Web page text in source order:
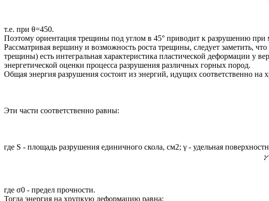
т.е. при θ=450.
Поэтому ориентация трещины под углом в 45° приводит к разрушению при
Рассматривая вершину и возможность роста трещины, следует заметить,
трещины) есть интегральная характеристика пластической деформации у
энергетической оценки процесса разрушения различных горных пород.
Общая энергия разрушения состоит из энергий, идущих соответственно
Эти части соответственно равны:
где S - площадь разрушения единичного скола, см2; γ - удельная
где σ0 - предел прочности.
Тогда энергия на хрупкую деформацию равна: